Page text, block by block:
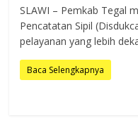
SLAWI – Pemkab Tegal
Pencatatan Sipil
pelayanan yang lebih
Baca Selengkapnya